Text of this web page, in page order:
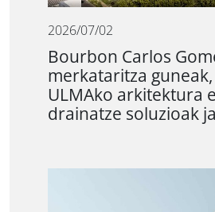
2026/07/02
Bourbon Carlos
merkataritza
ULMAko arkitektura
drainatze soluzioak